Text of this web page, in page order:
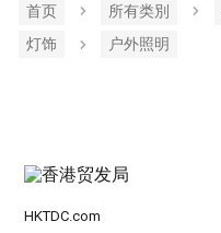
首页 所有类別
灯饰
户外照明
HKTDC.com